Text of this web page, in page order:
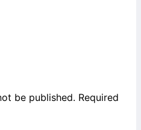
be published. Required